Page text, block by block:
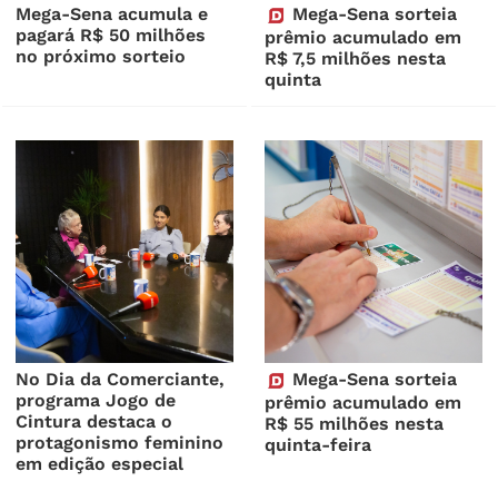
Mega-Sena acumula e
pagará R$ 50 milhões
no próximo sorteio
Mega-Sena sorteia
prêmio acumulado em
R$ 7,5 milhões nesta
quinta
No Dia da Comerciante,
programa Jogo de
Cintura destaca o
protagonismo feminino
em edição especial
Mega-Sena sorteia
prêmio acumulado em
R$ 55 milhões nesta
quinta-feira